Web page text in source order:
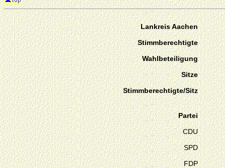
Lankreis Aachen
Stimmberechtigte
Wahlbeteiligung
Sitze
Stimmberechtigte/Sitz
Partei
CDU
SPD
FDP